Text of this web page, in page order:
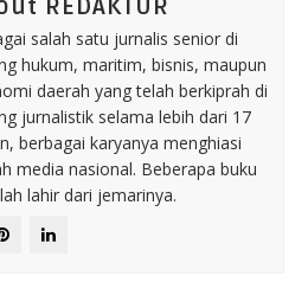
REDAKTUR
salah satu jurnalis senior di
hukum, maritim, bisnis, maupun
daerah yang telah berkiprah di
jurnalistik selama lebih dari 17
berbagai karyanya menghiasi
media nasional. Beberapa buku
lahir dari jemarinya.